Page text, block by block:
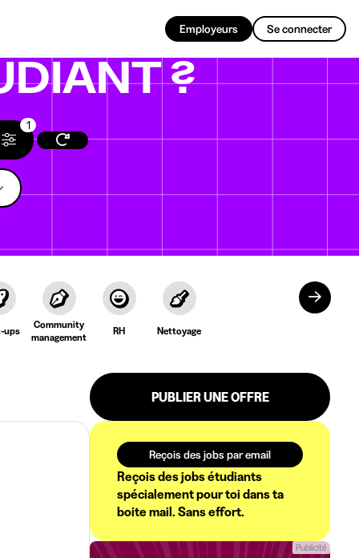
Employeurs Se connecter
?
1
ups
Community
management
RH Nettoyage
PUBLIER UNE OFFRE
Reçois des jobs par email
Reçois des jobs étudiants
spécialement pour toi dans ta
boite mail. Sans effort.
Publicité